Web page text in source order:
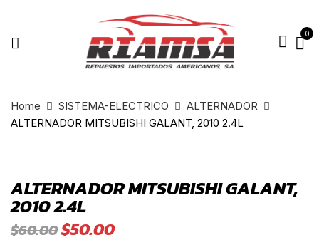
0
Home SISTEMA-ELECTRICO
ALTERNADOR
ALTERNADOR MITSUBISHI GALANT, 2010 2.4L
ALTERNADOR MITSUBISHI GALANT,
2010 2.4L
$60.00$50.00